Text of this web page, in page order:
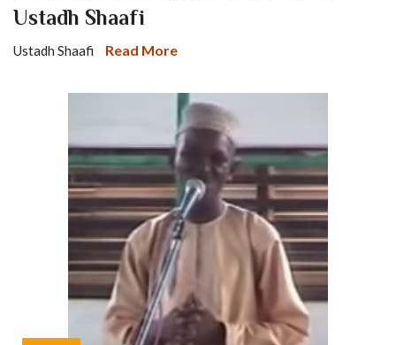
Ustadh Shaafi
Ustadh Shaafi Read More